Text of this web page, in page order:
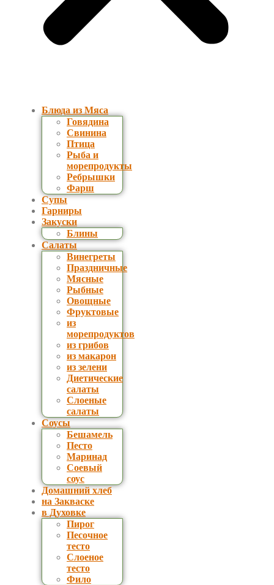
Блюда из Мяса
Говядина
Свинина
Птица
Рыба и
морепродукты
Ребрышки
Фарш
Супы
Гарниры
Закуски
Блины
Салаты
Винегреты
Праздничные
Мясные
Рыбные
Овощные
Фруктовые
из
морепродуктов
из грибов
из макарон
из зелени
Диетические
салаты
Слоеные
салаты
Соусы
Бешамель
Песто
Маринад
Соевый
соус
Домашний хлеб
на Закваске
в Духовке
Пирог
Песочное
тесто
Слоеное
тесто
Фило